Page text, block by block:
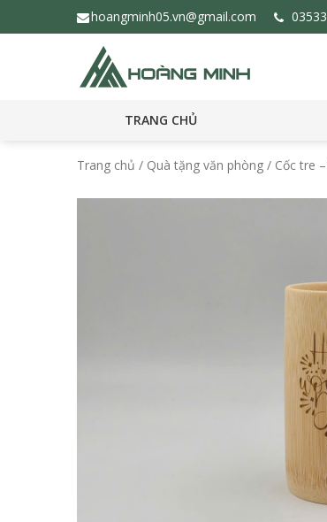
hoangminh05.vn@gmail.com
TRANG CHỦ
Trang chủ / Quà tặng văn phòng / Cốc tre